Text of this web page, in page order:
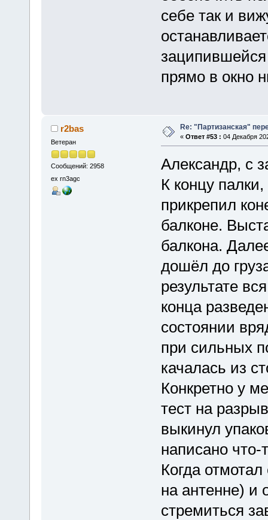
себе так и
заципившейся
прямо в окно
r2bas
Ветеран
Сообщений: 2958
ex rn3agc
Re: "Партизанская"
« Ответ #53 : 04 Декабря
Александр, с
К концу
прикрепил
балконе.
балкона.
дошёл до
результате
конца
состоянии
при сильных
качалась из
Конкретно у
тест на
выкинул
написано
Когда
на антенне) и
стремиться